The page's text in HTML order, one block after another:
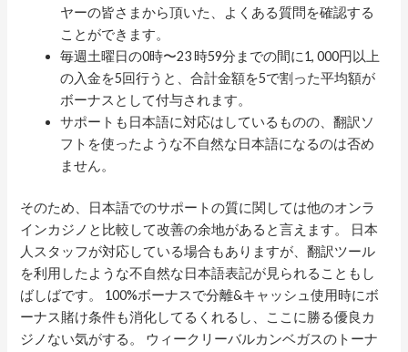
ヤーの皆さまから頂いた、よくある質問を確認する
ことができます。
毎週土曜日の0時〜23 時59分までの間に1, 000円以上
の入金を5回行うと、合計金額を5で割った平均額が
ボーナスとして付与されます。
サポートも日本語に対応はしているものの、翻訳ソ
フトを使ったような不自然な日本語になるのは否め
ません。
そのため、日本語でのサポートの質に関しては他のオンラ
インカジノと比較して改善の余地があると言えます。 日本
人スタッフが対応している場合もありますが、翻訳ツール
を利用したような不自然な日本語表記が見られることもし
ばしばです。 100%ボーナスで分離&キャッシュ使用時にボ
ーナス賭け条件も消化してるくれるし、ここに勝る優良カ
ジノない気がする。 ウィークリーバルカンベガスのトーナ